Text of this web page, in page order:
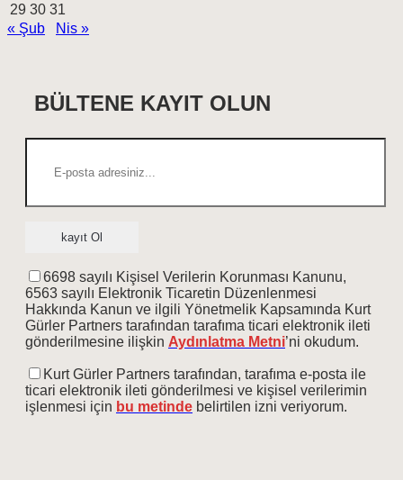
29 30 31
« Şub
Nis »
BÜLTENE KAYIT OLUN
6698 sayılı Kişisel Verilerin Korunması Kanunu,
6563 sayılı Elektronik Ticaretin Düzenlenmesi
Hakkında Kanun ve ilgili Yönetmelik Kapsamında Kurt
Gürler Partners tarafından tarafıma ticari elektronik ileti
gönderilmesine ilişkin Aydınlatma Metni’ni okudum.
Kurt Gürler Partners tarafından, tarafıma e-posta ile
ticari elektronik ileti gönderilmesi ve kişisel verilerimin
işlenmesi için bu metinde belirtilen izni veriyorum.